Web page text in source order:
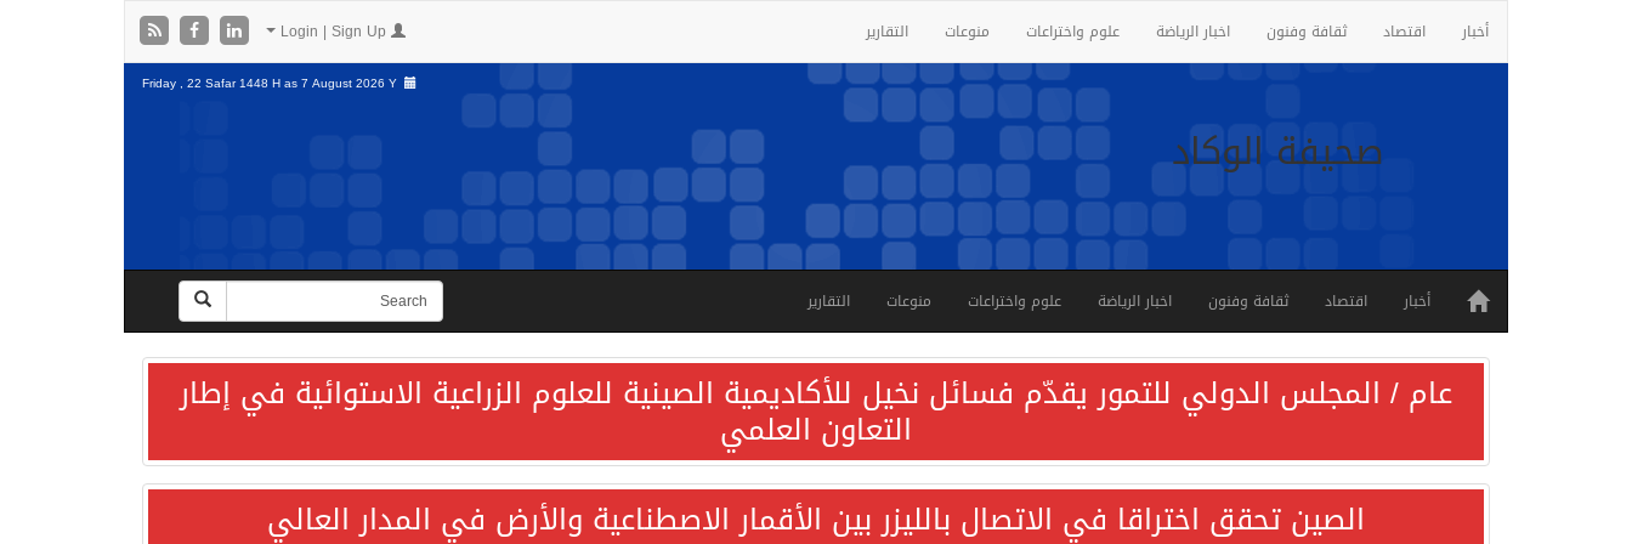
أخبار اقتصاد ثقافة وفنون اخبار الرياضة علوم واختراعات منوعات التقارير
صحيفة الوكاد
Friday , 22 Safar 1448 H as7 August 2026 Y
أخبار اقتصاد ثقافة وفنون اخبار الرياضة علوم واختراعات منوعات التقارير
عام / المجلس الدولي للتمور يقدّم فسائل نخيل للأكاديمية الصينية للعلوم الزراعية الاستوائية في إطار
التعاون العلمي
الصين تحقق اختراقا في الاتصال بالليزر بين الأقمار الاصطناعية والأرض في المدار العالي